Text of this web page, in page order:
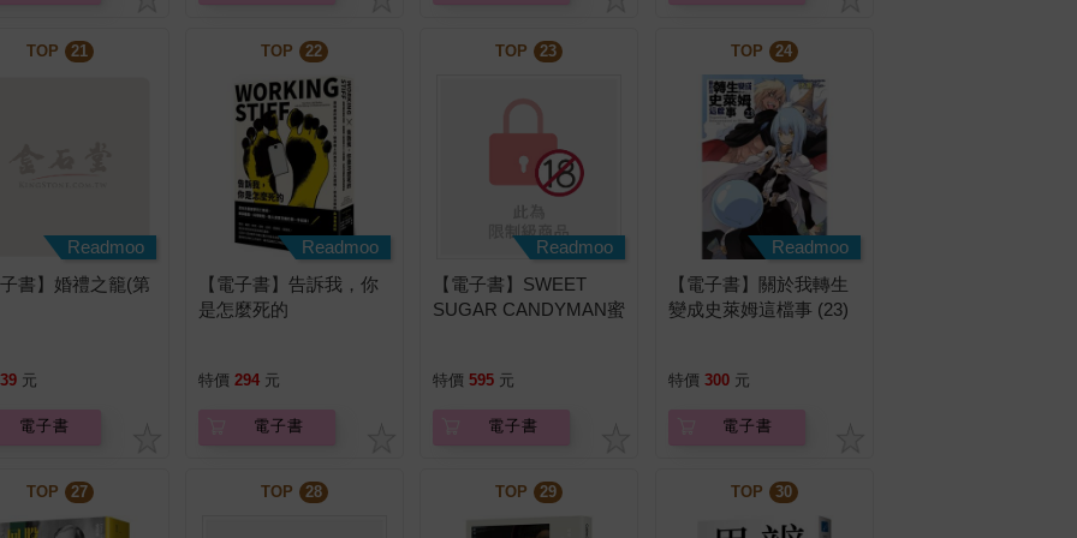
TOP 21
Readmoo
書】婚禮之籠(第
39 元
電子書
TOP 22
Readmoo
【電子書】告訴我，你
是怎麼死的
特價 294 元
電子書
TOP 23
Readmoo
【電子書】SWEET
SUGAR CANDYMAN蜜
特價 595 元
電子書
TOP 24
Readmoo
【電子書】關於我轉生
變成史萊姆這檔事 (23)
特價 300 元
電子書
TOP 27 TOP 28 TOP 29 TOP 30